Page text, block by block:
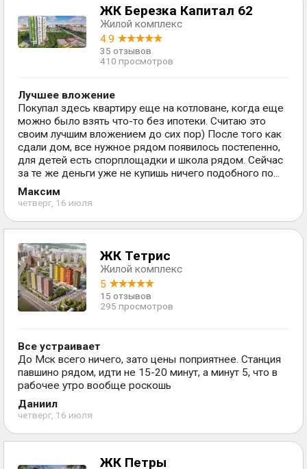
ЖК Березка Капитал 62
Жилой комплекс
4.9
35 отзывов
410 просмотров
Лучшее вложение
Покупал здесь квартиру еще на котловане, когда еще
можно было взять что-то без ипотеки. Считаю это
своим лучшим вложением до сих пор) После того как
сдали дом, все нужное рядом появилось постепенно,
для детей есть спорплощадки и школа рядом. Сейчас
за те же деньги уже не купишь ничего подобного по...
Максим
четверг, 16 июля
ЖК Тетрис
Жилой комплекс
5
15 отзывов
295 просмотров
Все устраивает
До Мск всего ничего, зато цены поприятнее. Станция
павшино рядом, идти не 15-20 минут, а минут 5, что в
рабочее утро вообще роскошь
Даниил
четверг, 16 июля
ЖК Петры